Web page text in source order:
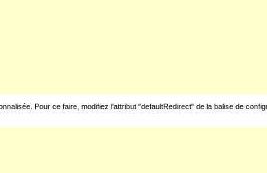
Pour ce faire, modifiez l'attribut "defaultRedirect" de la balise de